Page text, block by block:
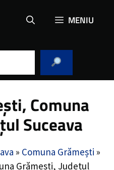
MENIU
Comuna
Suceava
» Comuna Grămești »
Grămești, Județul